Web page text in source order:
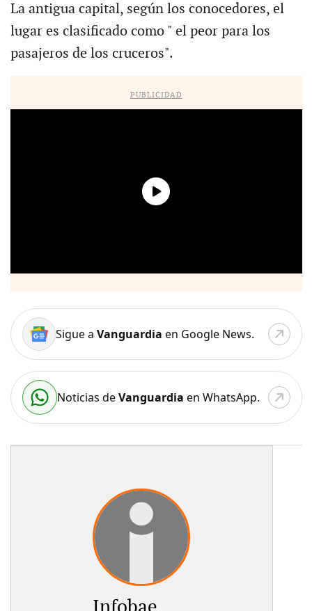
La antigua capital, según los conocedores, el
lugar es clasificado como " el peor para los
pasajeros de los cruceros".
PUBLICIDAD
Sigue a Vanguardia en Google News.
Noticias deVanguardia en WhatsApp.